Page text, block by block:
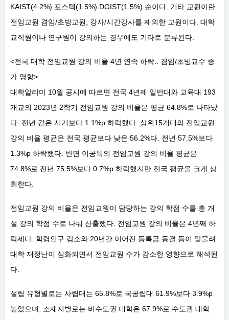
KAIST(4.2%) 포스텍(1.5%) DGIST(1.5%) 순이다. 기타 교원이란
전임교원 겸임/초빙교원, 강사/시간강사를 제외한 교원이다. 대학
교직원이나 연구원이 강의하는 경우에도 기타로 분류된다.
<전국 대학 전임교원 강의 비율 4년 연속 하락.. 겸임/초빙교수 증
가 영향>
대학알리미 10월 공시에 따르면 전국 4년제 일반대와 교육대 193
개교의 2023년 2학기 전임교원 강의 비율은 평균 64.8%로 나타났
다. 전년 같은 시기보다 1.1%p 하락했다. 상위15개대의 전임교원
강의 비율 평균은 전국 평균보다 낮은 56.2%다. 전년 57.5%보다
1.3%p 하락했다. 반면 이공특의 전임교원 강의 비율 평균은
74.8%로 전년 75.5%보다 0.7%p 하락했지만 전국 평균을 크게 상
회한다.
전임교원 강의 비율은 전임교원이 담당하는 강의 학점 수를 총 개
설 강의 학점 수로 나눠 산출했다. 전임교원 강의 비율은 4년째 하
락세다. 학령인구 감소와 20년간 이어진 등록금 동결 등이 맞물려
대학 재정난이 심화되면서 전임교원 수가 감소한 영향으로 해석된
다.
설립 유형별로는 사립대는 65.8%로 국공립대 61.9%보다 3.9%p
높았으며, 소재지별로는 비수도권 대학은 67.9%로 수도권 대학